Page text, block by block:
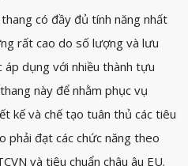
có đầy đủ tính năng nhất
rất cao do số lượng và lưu
dụng với nhiều thành tựu
này để nhằm phục vụ
kế và chế tạo tuân thủ các tiêu
phải đạt các chức năng theo
và tiêu chuẩn châu âu EU.